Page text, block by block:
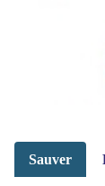
Sauver